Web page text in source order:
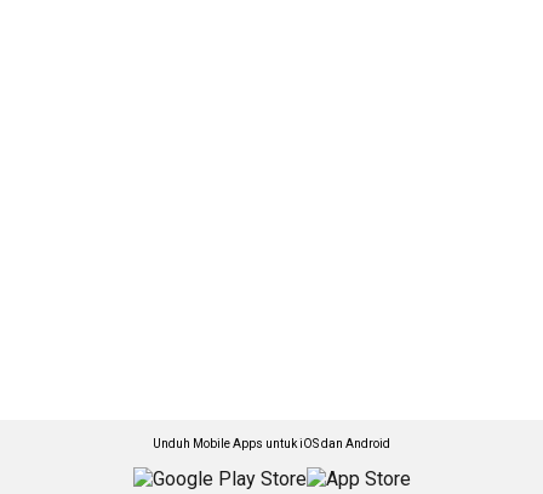
Unduh Mobile Apps untuk iOS dan Android